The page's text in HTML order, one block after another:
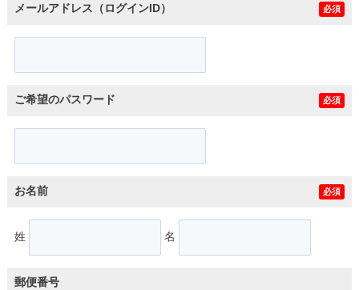
メールアドレス（ログインID） 必須
ご希望のパスワード 必須
お名前 必須
姓 名
郵便番号